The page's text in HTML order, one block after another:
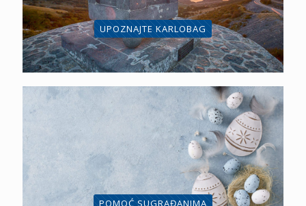
UPOZNAJTE KARLOBAG
POMOĆ SUGRAĐANIMA